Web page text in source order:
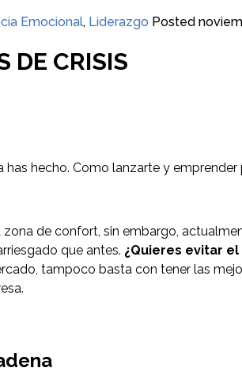
Emocional, Liderazgo Posted
DE CRISIS
hecho. Como lanzarte y
de confort, sin embargo,
que antes. ¿Quieres evitar
tampoco basta con tener las